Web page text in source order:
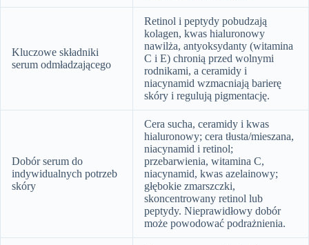
Kluczowe składniki
serum odmładzającego
Retinol i peptydy pobudzają
kolagen, kwas hialuronowy
nawilża, antyoksydanty (witamina
C i E) chronią przed wolnymi
rodnikami, a ceramidy i
niacynamid wzmacniają barierę
skóry i regulują pigmentację.
Dobór serum do
indywidualnych potrzeb
skóry
Cera sucha, ceramidy i kwas
hialuronowy; cera tłusta/mieszana,
niacynamid i retinol;
przebarwienia, witamina C,
niacynamid, kwas azelainowy;
głębokie zmarszczki,
skoncentrowany retinol lub
peptydy. Nieprawidłowy dobór
może powodować podrażnienia.